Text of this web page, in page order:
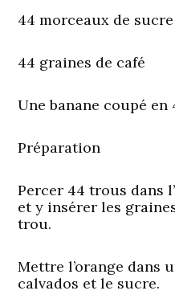
44 morceaux de sucre
44 graines de café
Une banane coupé en
Préparation
Percer 44 trous dans
et y insérer les
trou.
Mettre l’orange dans
calvados et le sucre.